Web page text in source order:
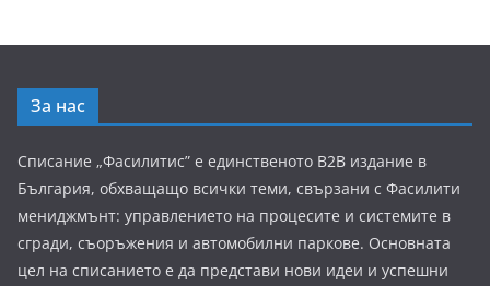
За нас
Списание „Фасилитис” е единственото B2B издание в
България, обхващащо всички теми, свързани с Фасилити
мениджмънт: управлението на процесите и системите в
сгради, съоръжения и автомобилни паркове. Основната
цел на списанието е да представи нови идеи и успешни